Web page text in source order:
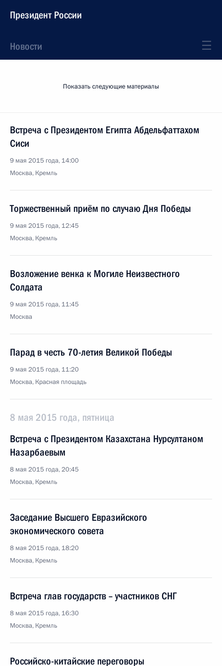
Президент России
Новости
Показать следующие материалы
Встреча с Президентом Египта Абдельфаттахом
Сиси
9 мая 2015 года, 14:00
Москва, Кремль
Торжественный приём по случаю Дня Победы
9 мая 2015 года, 12:45
Москва, Кремль
Возложение венка к Могиле Неизвестного
Солдата
9 мая 2015 года, 11:45
Москва
Парад в честь 70-летия Великой Победы
9 мая 2015 года, 11:20
Москва, Красная площадь
8 мая 2015 года, пятница
Встреча с Президентом Казахстана Нурсултаном
Назарбаевым
8 мая 2015 года, 20:45
Москва, Кремль
Заседание Высшего Евразийского
экономического совета
8 мая 2015 года, 18:20
Москва, Кремль
Встреча глав государств – участников СНГ
8 мая 2015 года, 16:30
Москва, Кремль
Российско-китайские переговоры